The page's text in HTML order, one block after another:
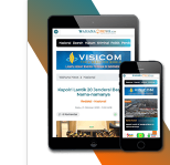
KHAS
NUSANTARA
SERBA-